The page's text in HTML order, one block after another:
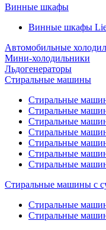
Винные шкафы
Винные шкафы
Автомобильные
Мини-холодильники
Льдогенераторы
Стиральные машины
Стиральные
Стиральные
Стиральные
Стиральные
Стиральные
Стиральные
Стиральные
Стиральные машины с
Стиральные
Стиральные